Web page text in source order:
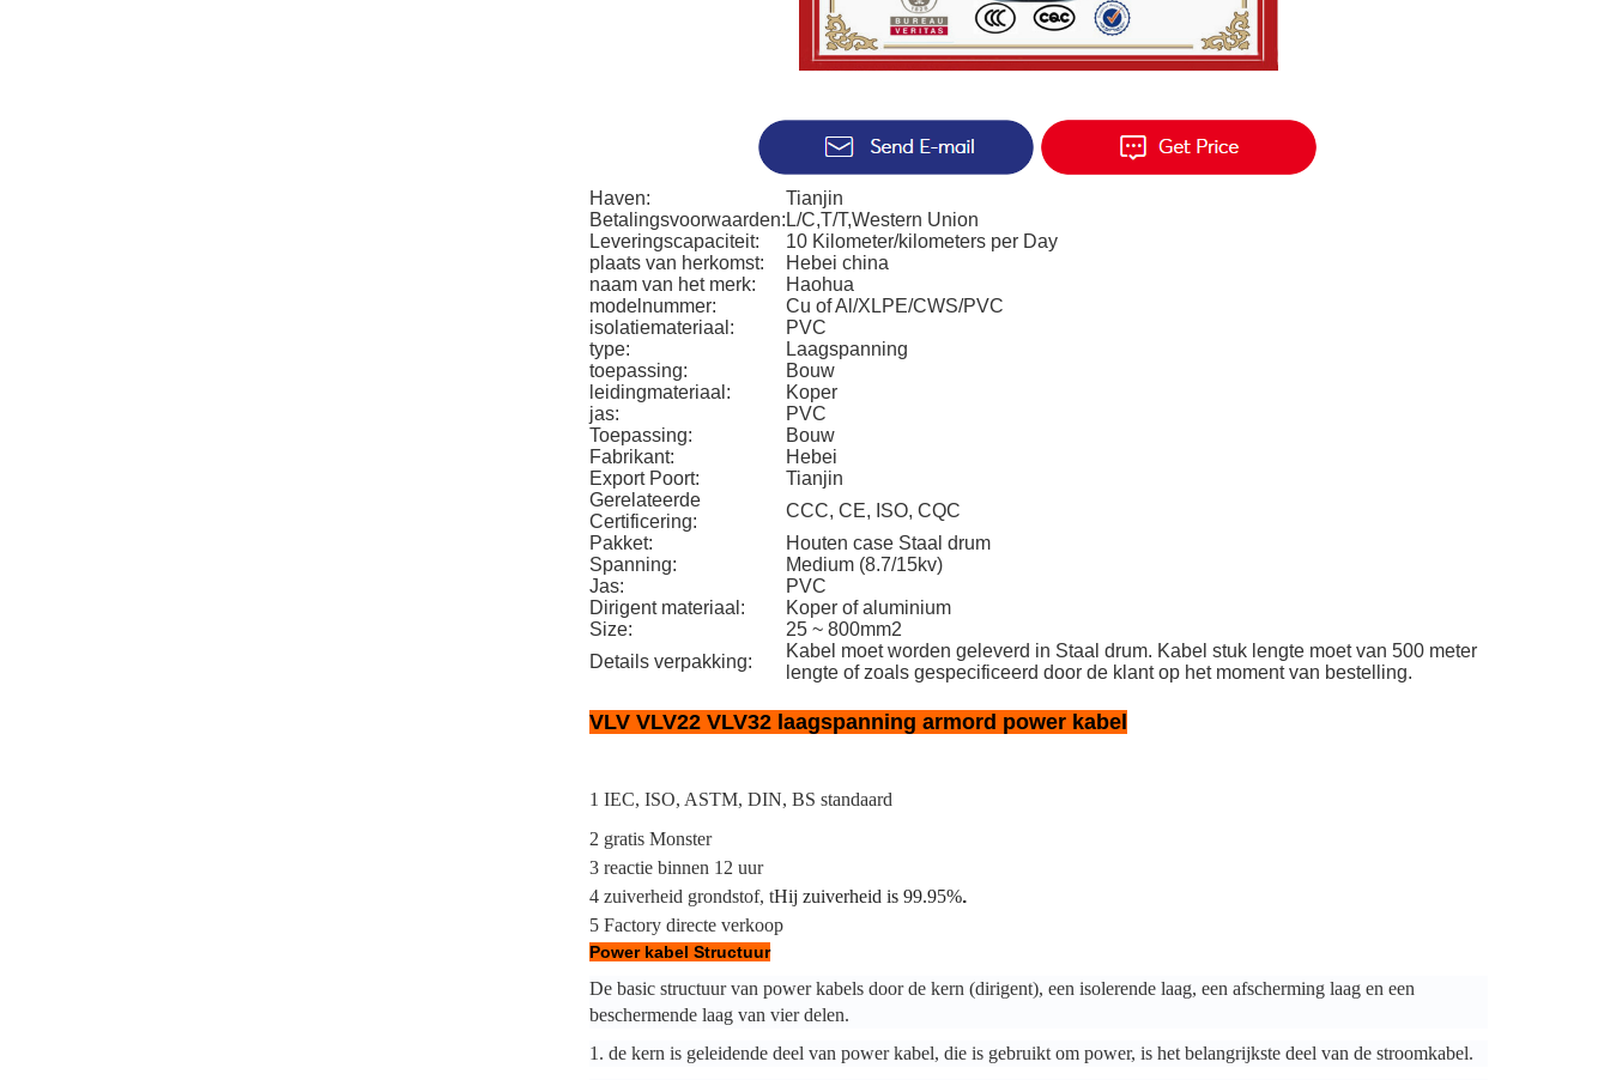
Haven:
Tianjin
Betalingsvoorwaarden: L/C,T/T,Western Union
Leveringscapaciteit:
10 Kilometer/kilometers per Day
plaats van herkomst:
Hebei china
naam van het merk:
Haohua
modelnummer:
Cu of Al/XLPE/CWS/PVC
isolatiemateriaal:
PVC
type:
Laagspanning
toepassing:
Bouw
leidingmateriaal:
Koper
jas:
PVC
Toepassing:
Bouw
Fabrikant:
Hebei
Export Poort:
Tianjin
Gerelateerde
Certificering:
CCC, CE, ISO, CQC
Pakket:
Houten case Staal drum
Spanning:
Medium (8.7/15kv)
Jas:
PVC
Dirigent materiaal:
Koper of aluminium
Size:
25 ~ 800mm2
Details verpakking:
Kabel moet worden geleverd in Staal drum. Kabel stuk lengte moet van 500 meter
lengte of zoals gespecificeerd door de klant op het moment van bestelling.
VLV VLV22 VLV32 laagspanning armord power kabel
1 IEC, ISO, ASTM, DIN, BS standaard
2 gratis Monster
3 reactie binnen 12 uur
4 zuiverheid grondstof, tHij zuiverheid is 99.95%.
5 Factory directe verkoop
Power kabel Structuur
De basic structuur van power kabels door de kern (dirigent), een isolerende laag, een afscherming laag en een
beschermende laag van vier delen.
1. de kern is geleidende deel van power kabel, die is gebruikt om power, is het belangrijkste deel van de stroomkabel.